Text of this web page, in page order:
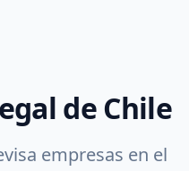
de Chile
empresas en el